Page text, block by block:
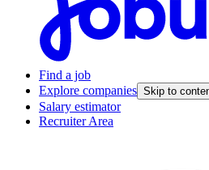
Find a job
Explore companies Skip to
Salary estimator
Recruiter Area